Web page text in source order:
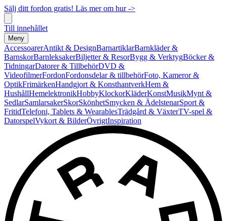
Sälj ditt fordon gratis! Läs mer om hur ->
Till innehållet
Meny
AccessoarerAntikt & DesignBarnartiklarBarnkläder &
BarnskorBarnleksakerBiljetter & ResorBygg & VerktygBöcker &
TidningarDatorer & TillbehörDVD &
VideofilmerFordonFordonsdelar & tillbehörFoto, Kameror &
OptikFrimärkenHandgjort & KonsthantverkHem &
HushållHemelektronikHobbyKlockorKläderKonstMusikMynt &
SedlarSamlarsakerSkorSkönhetSmycken & ÄdelstenarSport &
FritidTelefoni, Tablets & WearablesTrädgård & VäxterTV-spel &
DatorspelVykort & BilderÖvrigtInspiration